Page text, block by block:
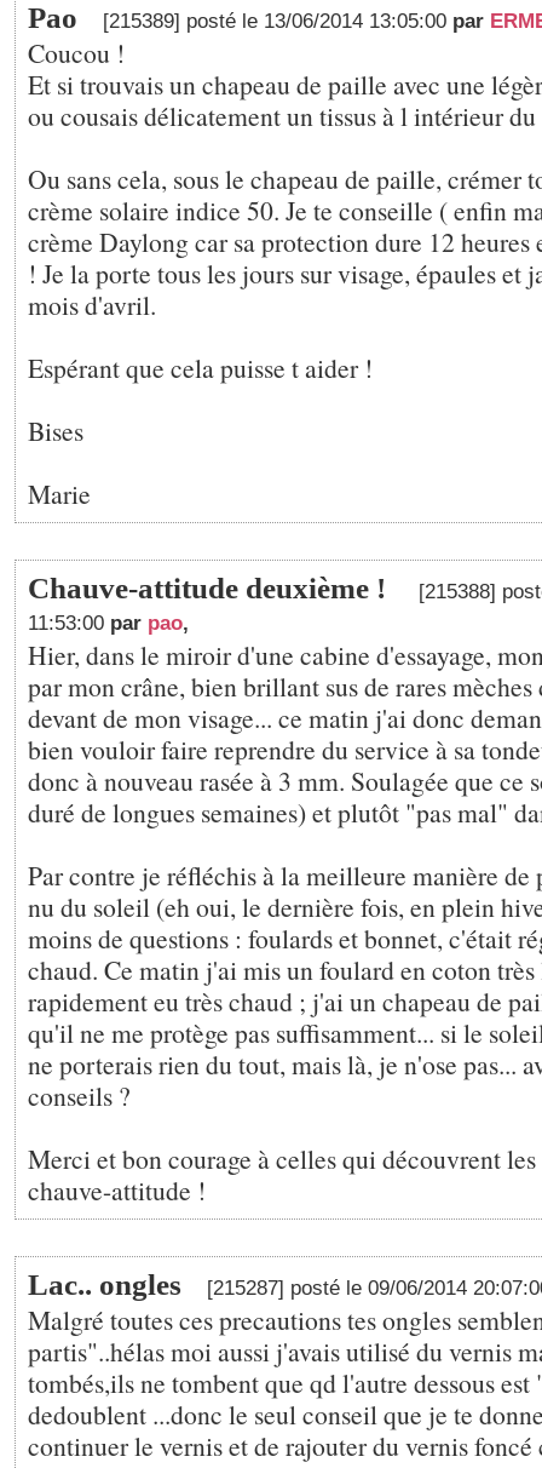
Pao [215389] posté le 13/06/2014 13:05:00 par
Coucou !
Et si trouvais un chapeau de paille avec une
ou cousais délicatement un tissus à l intérieur
Ou sans cela, sous le chapeau de paille, crémer
crème solaire indice 50. Je te conseille ( enfin
crème Daylong car sa protection dure 12
! Je la porte tous les jours sur visage, épaules et
mois d'avril.
Espérant que cela puisse t aider !
Bises
Marie
Chauve-attitude deuxième !
[215388]
11:53:00 par pao,
Hier, dans le miroir d'une cabine d'essayage,
par mon crâne, bien brillant sus de rares mèches
devant de mon visage... ce matin j'ai donc
bien vouloir faire reprendre du service à sa
donc à nouveau rasée à 3 mm. Soulagée que ce
duré de longues semaines) et plutôt "pas mal"
Par contre je réfléchis à la meilleure manière de
nu du soleil (eh oui, le dernière fois, en plein
moins de questions : foulards et bonnet, c'était
chaud. Ce matin j'ai mis un foulard en coton
rapidement eu très chaud ; j'ai un chapeau de
qu'il ne me protège pas suffisamment... si le
ne porterais rien du tout, mais là, je n'ose pas...
conseils ?
Merci et bon courage à celles qui découvrent
chauve-attitude !
Lac.. ongles [215287] posté le 09/06/2014
Malgré toutes ces precautions tes ongles
partis"..hélas moi aussi j'avais utilisé du vernis
tombés,ils ne tombent que qd l'autre dessous
dedoublent ...donc le seul conseil que je te
continuer le vernis et de rajouter du vernis